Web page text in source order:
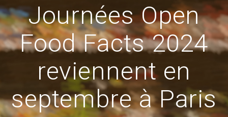
Journées Open
Food Facts 2024
reviennent en
septembre à Paris